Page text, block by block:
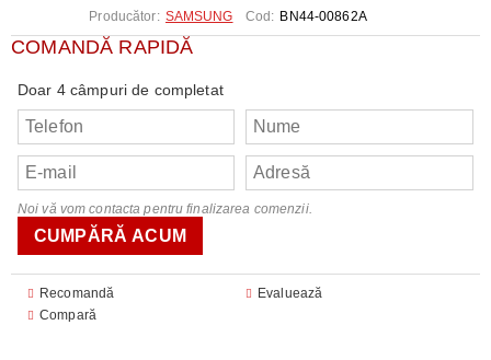
Producător: SAMSUNG Cod: BN44-00862A
COMANDĂ RAPIDĂ
Doar 4 câmpuri de completat
Noi vă vom contacta pentru finalizarea comenzii.
Recomandă
Evaluează
Compară